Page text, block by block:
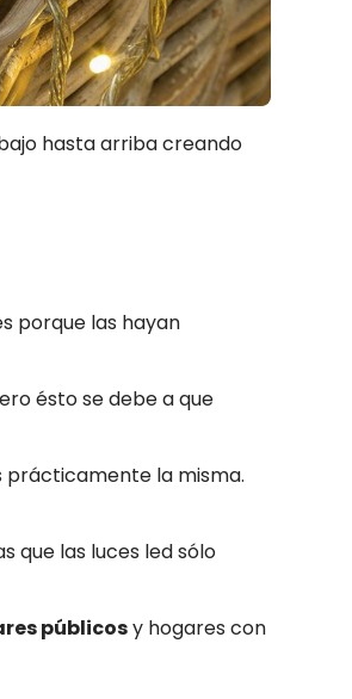
hasta arriba creando
porque las hayan
ésto se debe a que
prácticamente la misma.
que las luces led sólo
públicosy hogares con